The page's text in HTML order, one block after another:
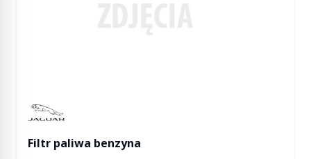
Manufactured by Jaguar
Filtr paliwa benzyna